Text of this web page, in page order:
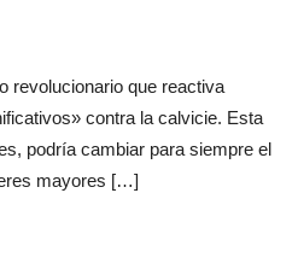
revolucionario que reactiva
contra la calvicie. Esta
podría cambiar para siempre el
mayores […]